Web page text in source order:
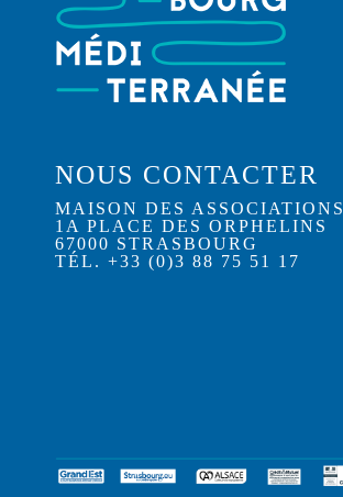
NOUS CONTACTER
MAISON DES ASSOCIATIONS
1A PLACE DES ORPHELINS
67000 STRASBOURG
TÉL. +33 (0)3 88 75 51 17